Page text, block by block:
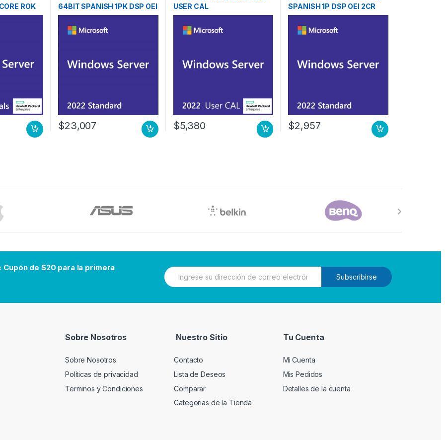
ROK
64BIT SPANISH 1PK DSP OEI
DVD 16 CORE
$23,007
USER CAL
$5,380
SPANISH 1P DSP OEI 2CR
NOMEDIA/NOKEY (APOS)
AD
$2,957
Cupón de $20 para la primera
N
e
w
Subscribirse
Sobre Nosotros
Sobre Nosotros
Políticas de privacidad
Terminos y Condiciones
Nuestro Sitio
Contacto
Lista de Deseos
Comparar
Categorias de la Tienda
Tu Cuenta
Mi Cuenta
Mis Pedidos
Detalles de la cuenta